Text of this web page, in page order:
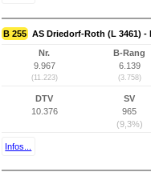
B 255 AS Driedorf-Roth (L 3461) -
Nr.
9.967
(11.223)
B-Rang
6.139
(3.758)
DTV
10.376
SV
965
(9,3%)
Infos...